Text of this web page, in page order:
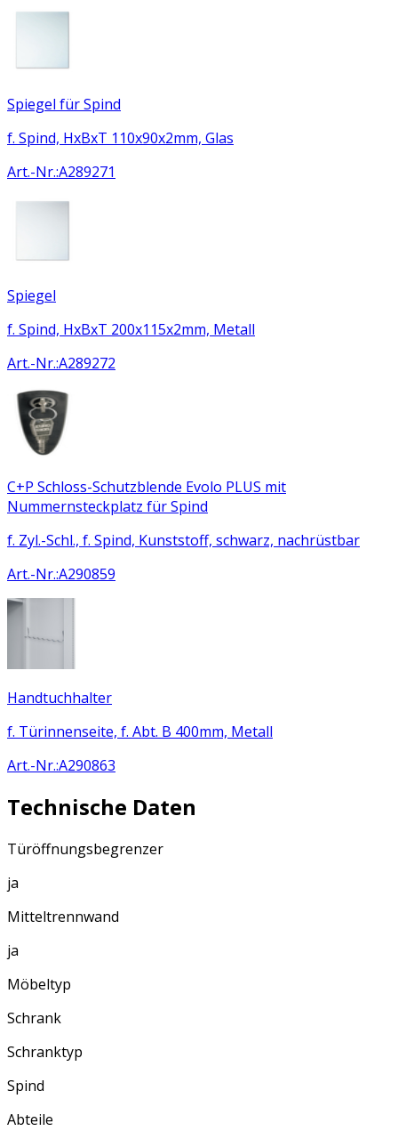
Spiegel für Spind
f. Spind, HxBxT 110x90x2mm, Glas
Art.-Nr.:A289271
Spiegel
f. Spind, HxBxT 200x115x2mm, Metall
Art.-Nr.:A289272
C+P Schloss-Schutzblende Evolo PLUS mit
Nummernsteckplatz für Spind
f. Zyl.-Schl., f. Spind, Kunststoff, schwarz, nachrüstbar
Art.-Nr.:A290859
Handtuchhalter
f. Türinnenseite, f. Abt. B 400mm, Metall
Art.-Nr.:A290863
Technische Daten
Türöffnungsbegrenzer
ja
Mitteltrennwand
ja
Möbeltyp
Schrank
Schranktyp
Spind
Abteile